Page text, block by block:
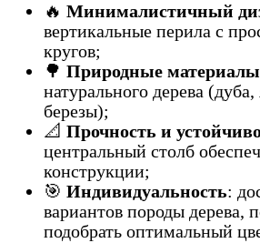
🔥 Минималистичный
вертикальные перила с
кругов;
🌳 Природные материалы
натурального дерева
березы);
📐 Прочность и
центральный столб
конструкции;
🎯 Индивидуальность:
вариантов породы дерева,
подобрать оптимальный